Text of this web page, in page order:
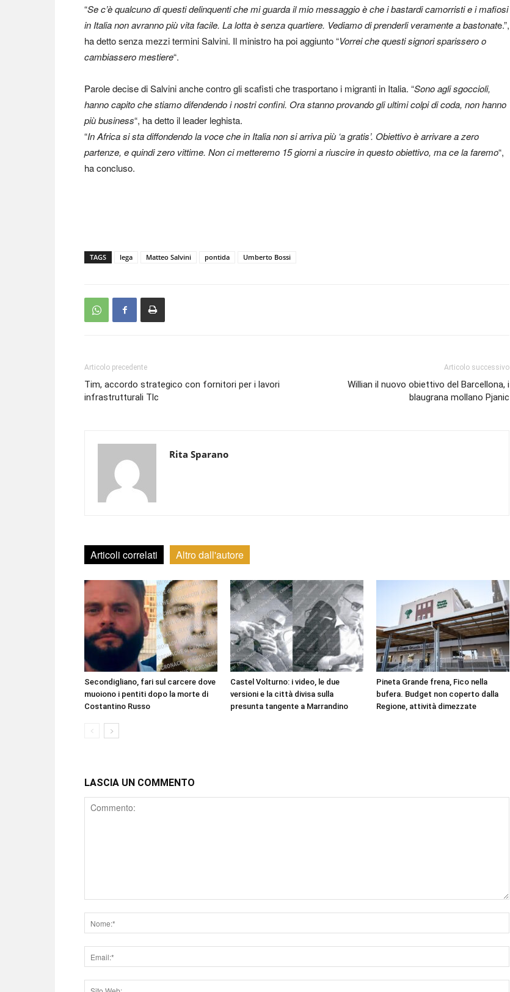
“Se c’è qualcuno di questi delinquenti che mi guarda il mio messaggio è che i bastardi camorristi e i mafiosi
in Italia non avranno più vita facile. La lotta è senza quartiere. Vediamo di prenderli veramente a bastonate.”,
ha detto senza mezzi termini Salvini. Il ministro ha poi aggiunto “Vorrei che questi signori sparissero o
cambiassero mestiere“.
Parole decise di Salvini anche contro gli scafisti che trasportano i migranti in Italia. “Sono agli sgoccioli,
hanno capito che stiamo difendendo i nostri confini. Ora stanno provando gli ultimi colpi di coda, non hanno
più business“, ha detto il leader leghista.
“In Africa si sta diffondendo la voce che in Italia non si arriva più ‘a gratis’. Obiettivo è arrivare a zero
partenze, e quindi zero vittime. Non ci metteremo 15 giorni a riuscire in questo obiettivo, ma ce la faremo“,
ha concluso.
TAGS lega Matteo Salvini pontida Umberto Bossi
Articolo precedente
Tim, accordo strategico con fornitori per i lavori
infrastrutturali Tlc
Articolo successivo
Willian il nuovo obiettivo del Barcellona, i
blaugrana mollano Pjanic
Rita Sparano
Articoli correlati Altro dall'autore
Secondigliano, fari sul carcere dove
muoiono i pentiti dopo la morte di
Costantino Russo
Castel Volturno: i video, le due
versioni e la città divisa sulla
presunta tangente a Marrandino
Pineta Grande frena, Fico nella
bufera. Budget non coperto dalla
Regione, attività dimezzate
LASCIA UN COMMENTO
Comment
Nome
Email
Sito